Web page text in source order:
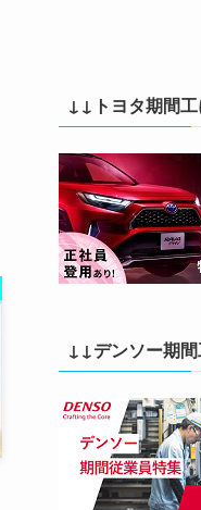
↓↓トヨタ期間
↓↓デンソー期